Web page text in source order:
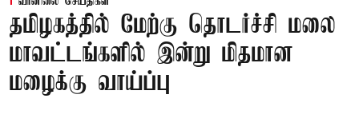
தமிழகத்தில் மேற்கு தொடர்ச்சி மலை
மாவட்டங்களில் இன்று மிதமான
மழைக்கு வாய்ப்பு